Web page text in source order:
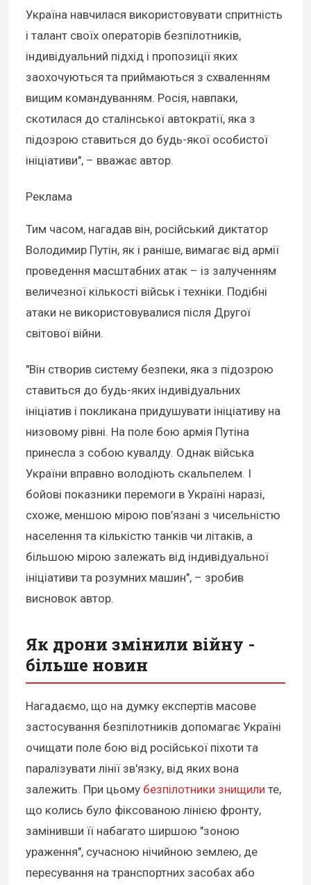
Україна навчилася використовувати спритність
і талант своїх операторів безпілотників,
індивідуальний підхід і пропозиції яких
заохочуються та приймаються з схваленням
вищим командуванням. Росія, навпаки,
скотилася до сталінської автократії, яка з
підозрою ставиться до будь-якої особистої
ініціативи", – вважає автор.
Реклама
Тим часом, нагадав він, російський диктатор
Володимир Путін, як і раніше, вимагає від армії
проведення масштабних атак – із залученням
величезної кількості військ і техніки. Подібні
атаки не використовувалися після Другої
світової війни.
"Він створив систему безпеки, яка з підозрою
ставиться до будь-яких індивідуальних
ініціатив і покликана придушувати ініціативу на
низовому рівні. На поле бою армія Путіна
принесла з собою кувалду. Однак війська
України вправно володіють скальпелем. І
бойові показники перемоги в Україні наразі,
схоже, меншою мірою пов’язані з чисельністю
населення та кількістю танків чи літаків, а
більшою мірою залежать від індивідуальної
ініціативи та розумних машин", – зробив
висновок автор.
Як дрони змінили війну -
більше новин
Нагадаємо, що на думку експертів масове
застосування безпілотників допомагає Україні
очищати поле бою від російської піхоти та
паралізувати лінії зв'язку, від яких вона
залежить. При цьому безпілотники знищили те,
що колись було фіксованою лінією фронту,
замінивши її набагато ширшою "зоною
ураження", сучасною нічийною землею, де
пересування на транспортних засобах або